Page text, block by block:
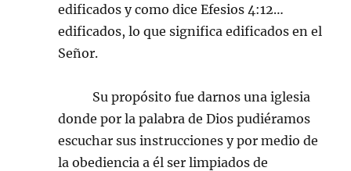
edificados y como dice Efesios 4:12…
edificados, lo que significa edificados en el
Señor.
Su propósito fue darnos una iglesia
donde por la palabra de Dios pudiéramos
escuchar sus instrucciones y por medio de
la obediencia a él ser limpiados de